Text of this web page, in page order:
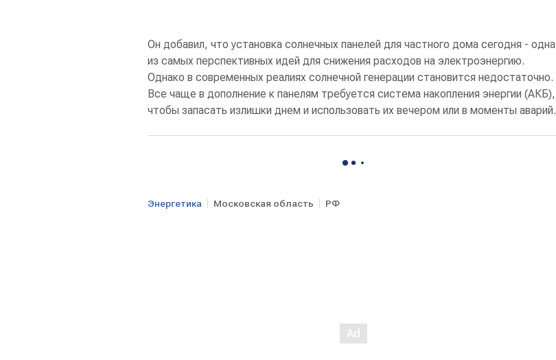
Он добавил, что установка солнечных панелей для частного дома сегодня - одна
из самых перспективных идей для снижения расходов на электроэнергию.
Однако в современных реалиях солнечной генерации становится недостаточно.
Все чаще в дополнение к панелям требуется система накопления энергии (АКБ),
чтобы запасать излишки днем и использовать их вечером или в моменты аварий.
Энергетика Московская область РФ